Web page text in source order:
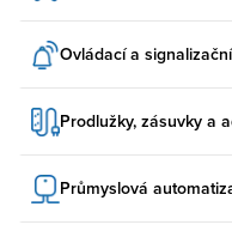
Ovládací a
Prodlužky, zásuvky a
Průmyslová